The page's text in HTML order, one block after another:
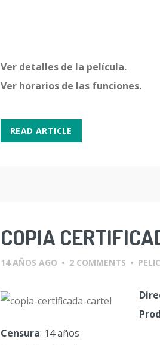
Ver detalles de la película.
Ver horarios de las funciones.
READ ARTICLE
COPIA
14 AÑOS AGO • 2 COMMENTS •
Censura: 14 años